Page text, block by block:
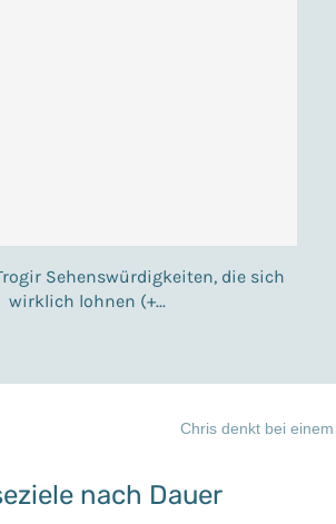
Sehenswürdigkeiten, die sich
wirklich lohnen (+...
nach Dauer